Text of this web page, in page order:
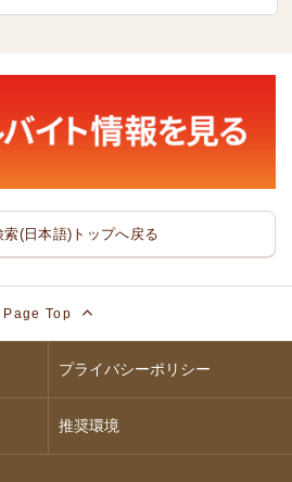
索(日本語)トップへ戻る
Page Top
プライバシーポリシー
推奨環境